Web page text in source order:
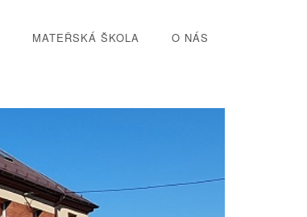
MATEŘSKÁ ŠKOLA O NÁS